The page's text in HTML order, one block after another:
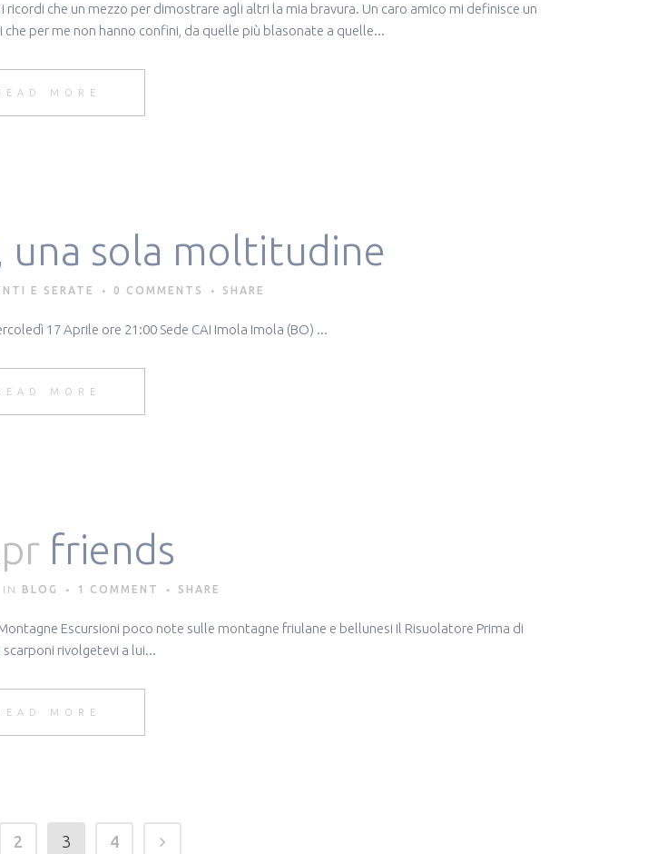
che un mezzo per dimostrare agli altri la mia bravura. Un caro amico mi definisce un
per me non hanno confini, da quelle più blasonate a quelle...
MORE
una sola moltitudine
E SERATE 0 COMMENTS SHARE
17 Aprile ore 21:00 Sede CAI Imola Imola (BO) ...
MORE
friends
IN BLOG 1 COMMENT SHARE
Escursioni poco note sulle montagne friulane e bellunesi Il Risuolatore Prima di
rivolgetevi a lui...
MORE
2 3 4